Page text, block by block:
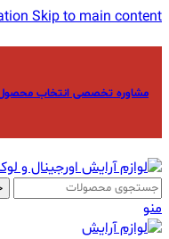
Skip to main content
مشاوره تخصصی انتخاب محصول با
منو